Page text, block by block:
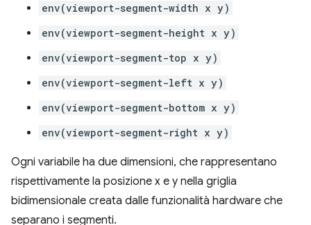
env(viewport-segment-width x y)
env(viewport-segment-height x y)
env(viewport-segment-top x y)
env(viewport-segment-left x y)
env(viewport-segment-bottom x y)
env(viewport-segment-right x y)
Ogni variabile ha due dimensioni, che rappresentano
rispettivamente la posizione x e y nella griglia
bidimensionale creata dalle funzionalità hardware che
separano i segmenti.